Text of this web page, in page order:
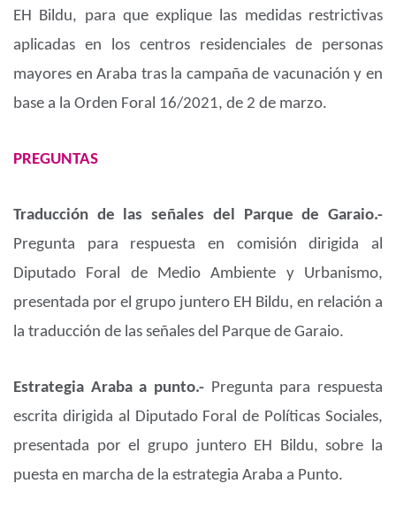
EH Bildu, para que explique las medidas restrictivas
aplicadas en los centros residenciales de personas
mayores en Araba tras la campaña de vacunación y en
base a la Orden Foral 16/2021, de 2 de marzo.
PREGUNTAS
Traducción de las señales del Parque de Garaio.-
Pregunta para respuesta en comisión dirigida al
Diputado Foral de Medio Ambiente y Urbanismo,
presentada por el grupo juntero EH Bildu, en relación a
la traducción de las señales del Parque de Garaio.
Estrategia Araba a punto.- Pregunta para respuesta
escrita dirigida al Diputado Foral de Políticas Sociales,
presentada por el grupo juntero EH Bildu, sobre la
puesta en marcha de la estrategia Araba a Punto.